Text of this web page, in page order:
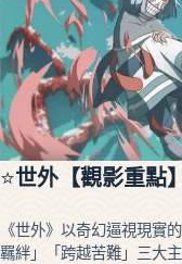
⭐世外【觀影重點】
《世外》以奇幻逼視現實
羈絆」「跨越苦難」三大